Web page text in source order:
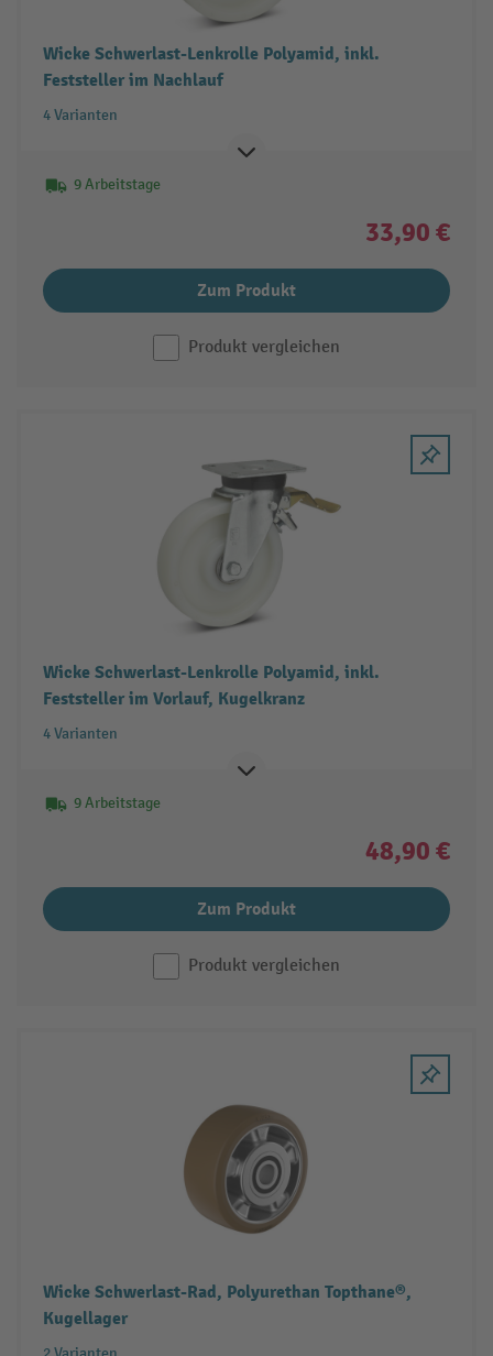
Wicke Schwerlast-Lenkrolle Polyamid, inkl.
Feststeller im Nachlauf
4 Varianten
9 Arbeitstage
33,90 €
Zum Produkt
Produkt vergleichen
Wicke Schwerlast-Lenkrolle Polyamid, inkl.
Feststeller im Vorlauf, Kugelkranz
4 Varianten
9 Arbeitstage
48,90 €
Zum Produkt
Produkt vergleichen
Wicke Schwerlast-Rad, Polyurethan Topthane®,
Kugellager